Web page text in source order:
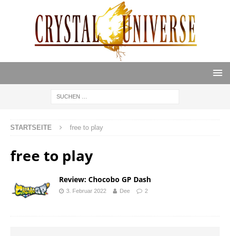
STARTSEITE free to play
free to play
Review: Chocobo GP Dash
3. Februar 2022 Dee 2